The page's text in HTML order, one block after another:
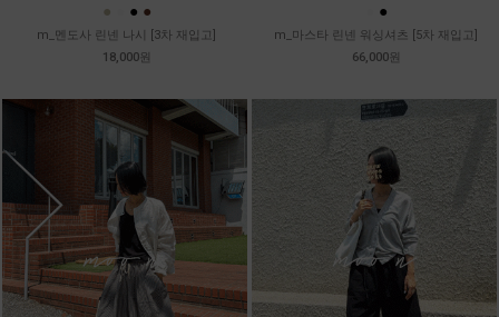
● ● ●
m_멘도사 린넨 나시 [3차 재입고]
18,000원
●
m_마스타 린넨 워싱셔츠 [5차 재입고]
66,000원